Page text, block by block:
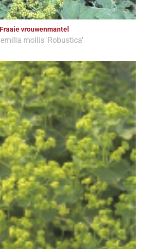
Fraaie vrouwenmantel
mollis 'Robustica'